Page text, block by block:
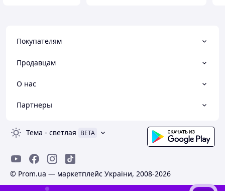
Покупателям
Продавцам
О нас
Партнеры
Тема - светлая BETA
© Prom.ua — маркетплейс України, 2008-2026